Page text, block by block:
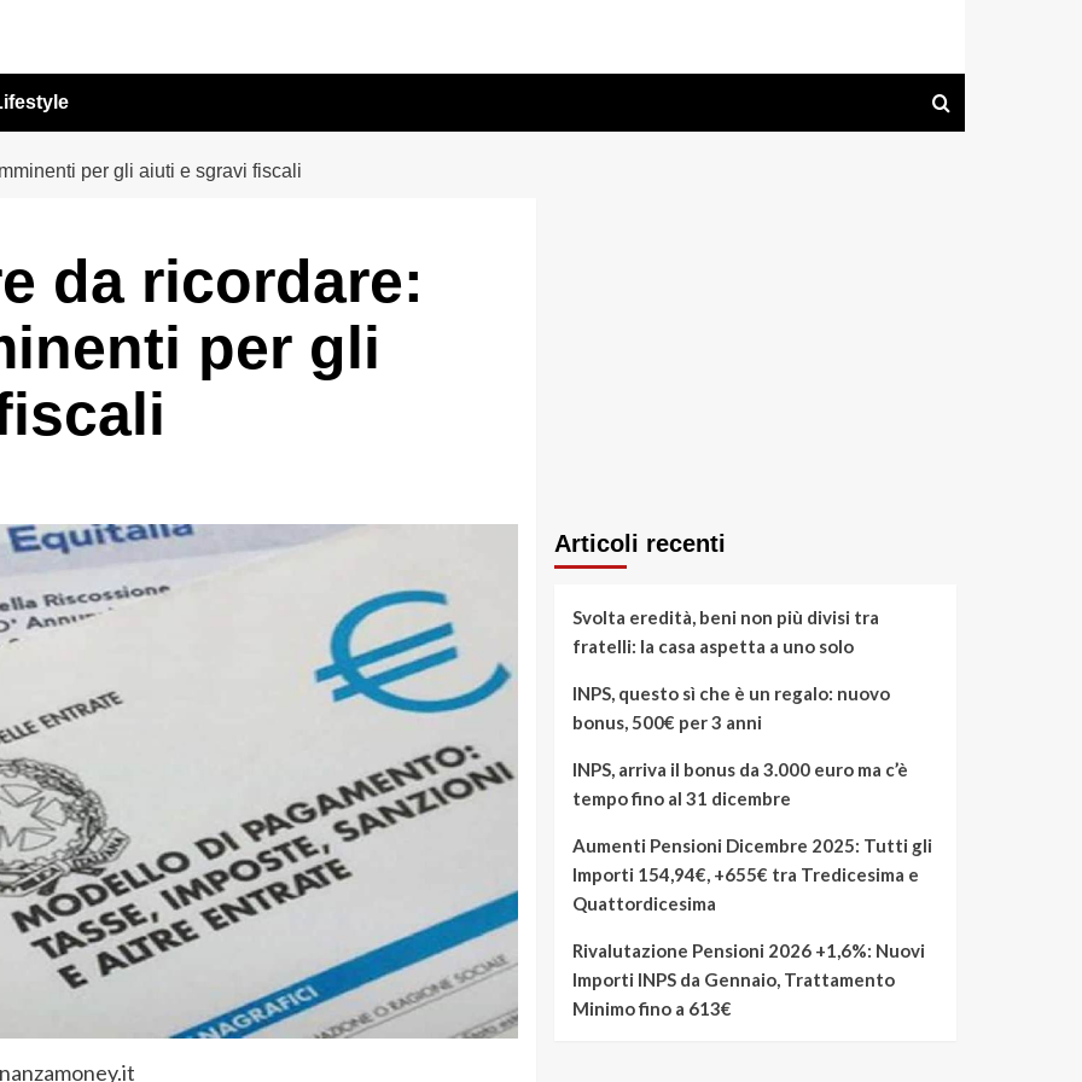
per gli aiuti e sgravi fiscali
da ricordare:
per gli
Articoli recenti
Svolta eredità, beni non più divisi tra
fratelli: la casa aspetta a uno solo
INPS, questo sì che è un regalo: nuovo
bonus, 500€ per 3 anni
INPS, arriva il bonus da 3.000 euro ma c’è
tempo fino al 31 dicembre
Aumenti Pensioni Dicembre 2025: Tutti gli
Importi 154,94€, +655€ tra Tredicesima e
Quattordicesima
Rivalutazione Pensioni 2026 +1,6%: Nuovi
Importi INPS da Gennaio, Trattamento
Minimo fino a 613€